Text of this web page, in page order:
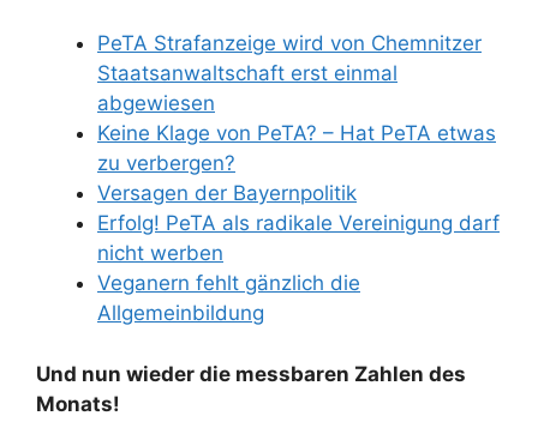
PeTA Strafanzeige wird von Chemnitzer
Staatsanwaltschaft erst einmal
abgewiesen
Keine Klage von PeTA? – Hat PeTA etwas
zu verbergen?
Versagen der Bayernpolitik
Erfolg! PeTA als radikale Vereinigung darf
nicht werben
Veganern fehlt gänzlich die
Allgemeinbildung
Und nun wieder die messbaren Zahlen des
Monats!